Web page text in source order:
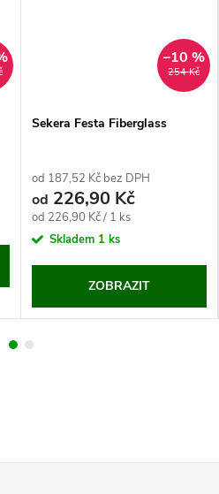
254 Kč
–10 %
Sekera Festa Fiberglass
od 187,52 Kč bez DPH
od 226,90 Kč
Měrná
cena:
od 226,90 Kč / 1 ks
Skladem 1 ks
ZOBRAZIT